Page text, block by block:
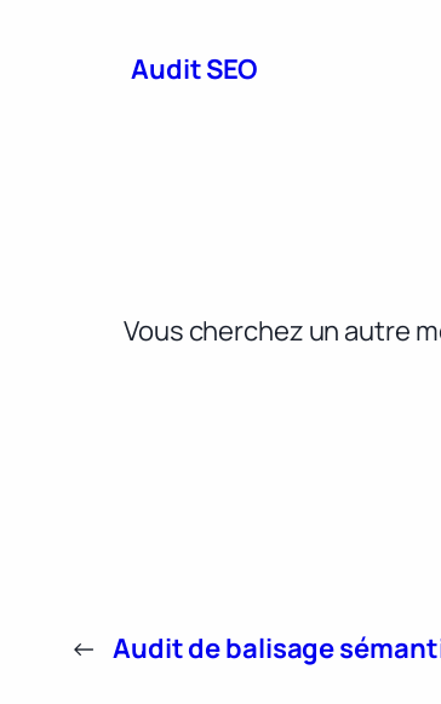
Audit SEO
Vous cherchez un autre
← Audit de balisage